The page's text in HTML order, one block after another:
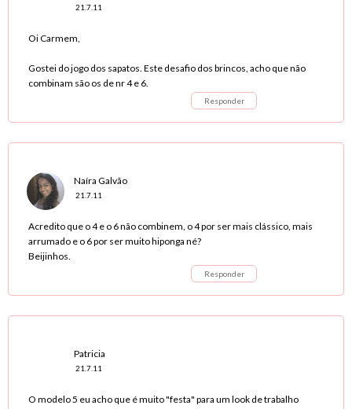
21.7.11
Oi Carmem,
Gostei do jogo dos sapatos. Este desafio dos brincos, acho que não
combinam são os de nr 4 e 6.
Responder
Naíra Galvão
21.7.11
Acredito que o 4 e o 6 não combinem, o 4 por ser mais clássico, mais
arrumado e o 6 por ser muito hiponga né?
Beijinhos.
Responder
Patricia
21.7.11
O modelo 5 eu acho que é muito "festa" para um look de trabalho